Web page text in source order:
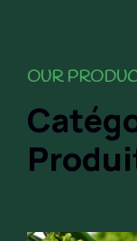
OUR